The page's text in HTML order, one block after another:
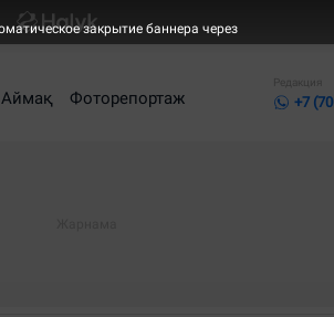
Аймақ Фоторепортаж
Редакция
+7
закрытие баннера через